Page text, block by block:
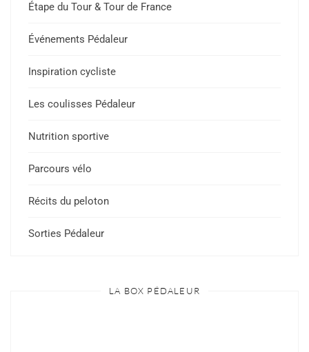
Étape du Tour & Tour de France
Événements Pédaleur
Inspiration cycliste
Les coulisses Pédaleur
Nutrition sportive
Parcours vélo
Récits du peloton
Sorties Pédaleur
LA BOX PÉDALEUR